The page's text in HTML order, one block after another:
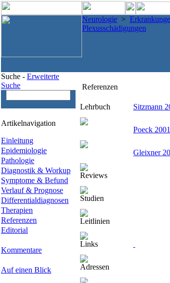
Neurologie >
Plexusschädigungen
Suche - Erweiterte
Suche
Artikelnavigation
Einleitung
Epidemiologie
Pathologie
Diagnostik & Workup
Symptome & Befund
Verlauf & Prognose
Differentialdiagnosen
Therapien
Referenzen
Editorial
Kommentare
Auf einen Blick
Referenzen
Lehrbuch Sitzmann
Poeck 2001
Gleixner
Reviews
Studien
Leitlinien
Links
Adressen